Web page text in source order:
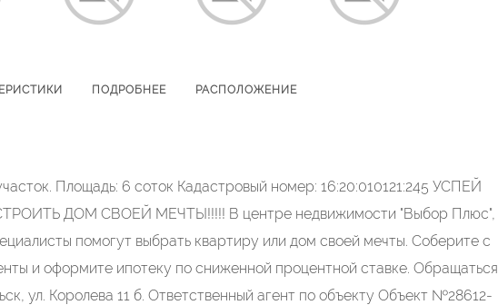
ПОДРОБНЕЕ РАСПОЛОЖЕНИЕ
Площадь: 6 соток Кадастровый номер: 16:20:010121:245 УСПЕЙ
ДОМ СВОЕЙ МЕЧТЫ!!!!! В центре недвижимости "Выбор Плюс",
помогут выбрать квартиру или дом своей мечты. Соберите с
и оформите ипотеку по сниженной процентной ставке. Обращаться
ул. Королева 11 б. Ответственный агент по объекту Объект №28612-